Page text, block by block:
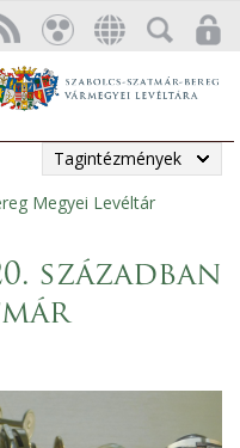
Tagintézmények
Megyei Levéltár
században